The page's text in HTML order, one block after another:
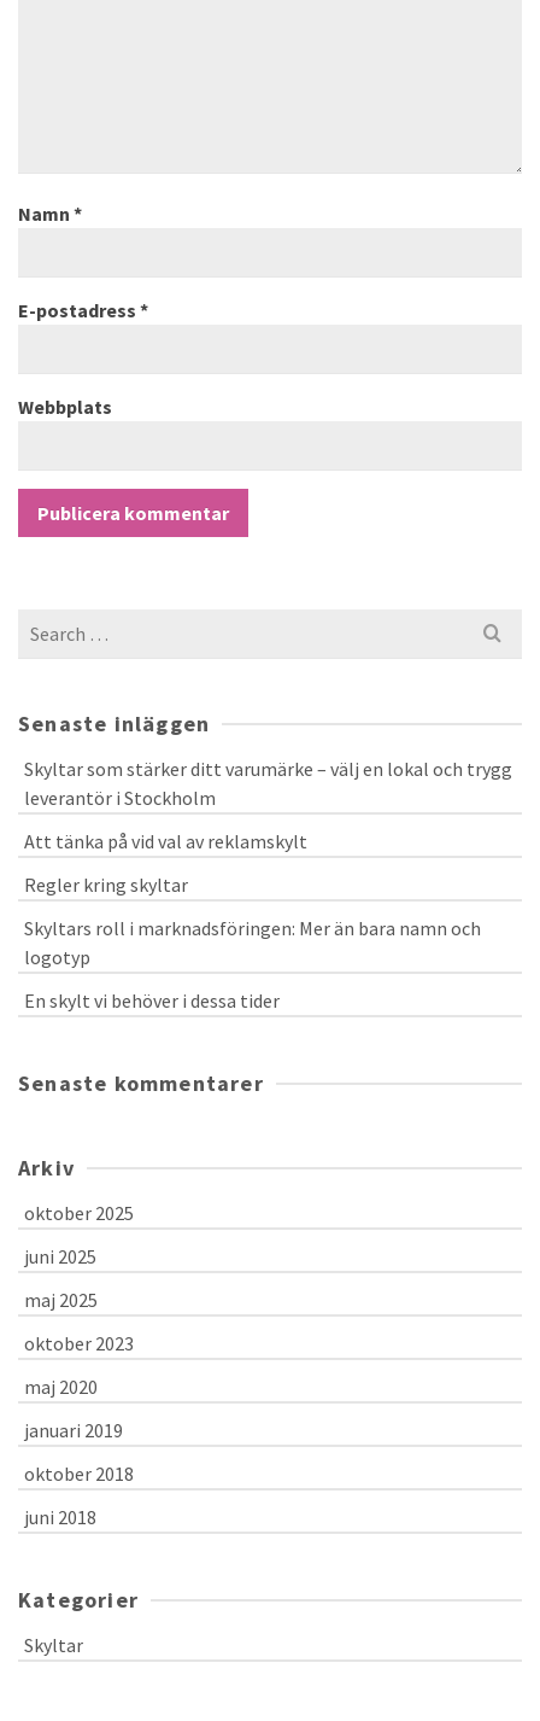
Namn *
E-postadress *
Webbplats
Search
Senaste inläggen
Skyltar som stärker ditt varumärke – välj en lokal och trygg
leverantör i Stockholm
Att tänka på vid val av reklamskylt
Regler kring skyltar
Skyltars roll i marknadsföringen: Mer än bara namn och
logotyp
En skylt vi behöver i dessa tider
Senaste kommentarer
Arkiv
oktober 2025
juni 2025
maj 2025
oktober 2023
maj 2020
januari 2019
oktober 2018
juni 2018
Kategorier
Skyltar